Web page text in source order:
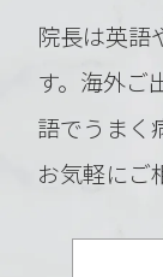
院長は英語
す。 海外ご
語でうまく
お気軽にご